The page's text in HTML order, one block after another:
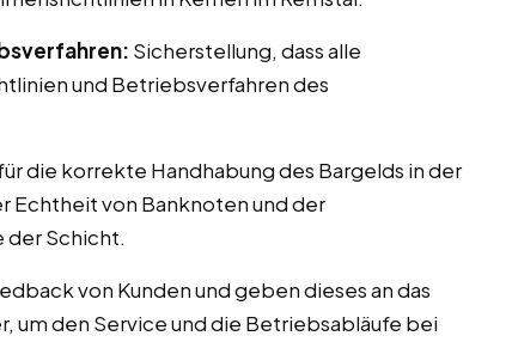
Sicherstellung, dass alle
und Betriebsverfahren des
die korrekte Handhabung des Bargelds in der
Echtheit von Banknoten und der
der Schicht.
von Kunden und geben dieses an das
um den Service und die Betriebsabläufe bei